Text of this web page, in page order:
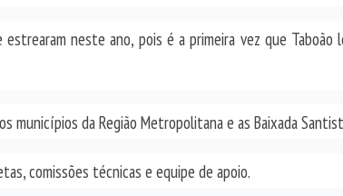
neste ano, pois é a primeira vez que Taboão
municípios da Região Metropolitana e as Baixada
comissões técnicas e equipe de apoio.